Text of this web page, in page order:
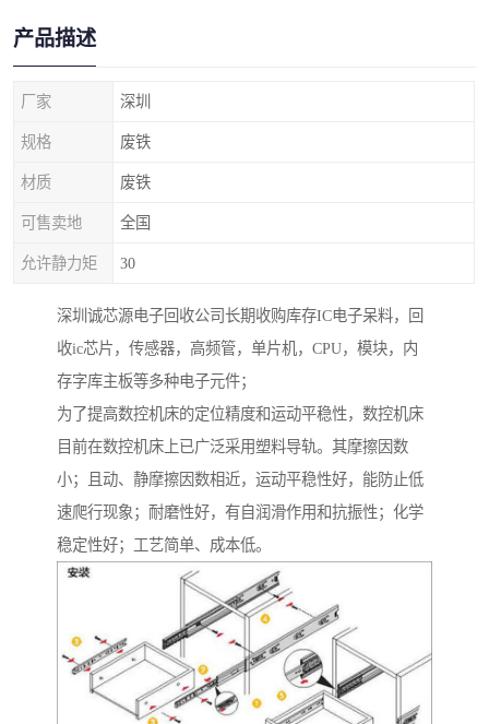
产品描述
厂家 深圳
规格 废铁
材质 废铁
可售卖地 全国
允许静力矩 30
深圳诚芯源电子回收公司长期收购库存IC电子呆料，回
收ic芯片，传感器，高频管，单片机，CPU，模块，内
存字库主板等多种电子元件；
为了提高数控机床的定位精度和运动平稳性，数控机床
目前在数控机床上已广泛采用塑料导轨。其摩擦因数
小；且动、静摩擦因数相近，运动平稳性好，能防止低
速爬行现象；耐磨性好，有自润滑作用和抗振性；化学
稳定性好；工艺简单、成本低。